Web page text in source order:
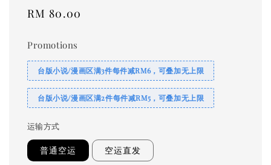
Regular
RM 80.00
Promotions
台版小说/漫画区满3件每件减RM6，可叠加无上限
台版小说/漫画区满2件每件减RM5，可叠加无上限
运输方式
普通空运 空运直发